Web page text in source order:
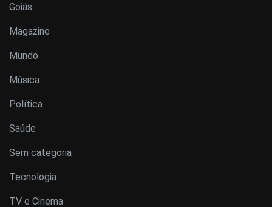
Goiás
Magazine
Mundo
Música
Política
Saúde
Sem categoria
Tecnologia
TV e Cinema